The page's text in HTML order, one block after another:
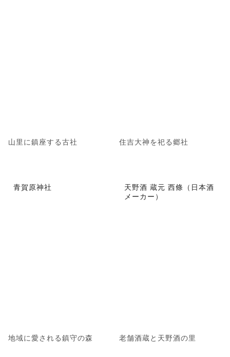
山里に鎮座する古社 住吉大神を祀る郷社
青賀原神社
地域に愛される鎮守の森
天野酒 蔵元 西條（日本酒
メーカー）
老舗酒蔵と天野酒の里